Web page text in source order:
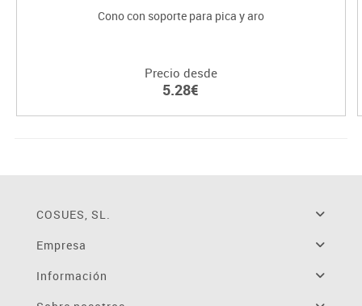
Cono con soporte para pica y aro
Precio desde
5.28€
COSUES, SL.
Empresa
Información